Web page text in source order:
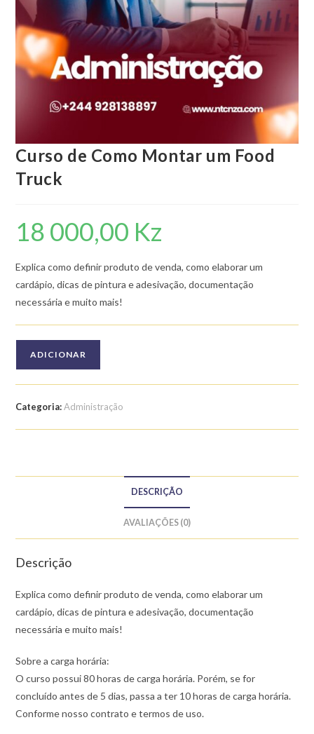
Curso de Como Montar um Food
Truck
18 000,00 Kz
Explica como definir produto de venda, como elaborar um
cardápio, dicas de pintura e adesivação, documentação
necessária e muito mais!
Curso
ADICIONAR
Categoria:Administração
DESCRIÇÃO
AVALIAÇÕES (0)
Descrição
Explica como definir produto de venda, como elaborar um
cardápio, dicas de pintura e adesivação, documentação
necessária e muito mais!
Sobre a carga horária:
O curso possui 80 horas de carga horária. Porém, se for
concluído antes de 5 dias, passa a ter 10 horas de carga horária.
Conforme nosso contrato e termos de uso.